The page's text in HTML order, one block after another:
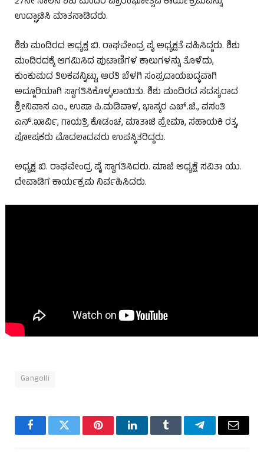
ಉದ್ಘಾಟಿಸಿ ಮಾತನಾಡಿದರು.
ಶಿಶು ಮಂದಿರದ ಅಧ್ಯಕ್ಷ ಬಿ. ರಾಘವೇಂದ್ರ ಪೈ ಅಧ್ಯಕ್ಷತೆ ವಹಿಸಿದ್ದರು. ಶಿಶು
ಮಂದಿರದಕ್ಕೆ ಆಗಮಿಸಿದ ಪುಟಾಣಿಗಳ ಕಾಲುಗಳನ್ನು ತೊಳೆದು,
ಕುಂಕುಮದ ತಿಲಕವನ್ನಿಟ್ಟು, ಆರತಿ ಬೆಳಗಿ ಸಂಪ್ರದಾಯಬದ್ಧವಾಗಿ
ಅದ್ದೂರಿಯಾಗಿ ಸ್ವಾಗತಿಸಿಕೊಳ್ಳಲಾಯಿತು. ಶಿಶು ಮಂದಿರದ ಸದಸ್ಯರಾದ
ಶ್ರೀನಿವಾಸ ಎಂ., ಉಷಾ ಪಿ.ಮಡಿವಾಳ, ಭಾಸ್ಕರ ಎಚ್.ಜಿ., ವಸಂತಿ
ಎನ್.ಖಾರ್ವಿ, ಗಾಯತ್ರಿ ಕೊಡಂಚ, ಮಾತಾಜಿ ಪ್ರೇಮಾ, ಸಹಾಯಕಿ ರತ್ನ,
ಪೋಷಕರು ಮೊದಲಾದವರು ಉಪಸ್ಥಿತರಿದ್ದರು.
ಅಧ್ಯಕ್ಷ ಬಿ. ರಾಘವೇಂದ್ರ ಪೈ ಸ್ವಾಗತಿಸಿದರು. ಮಾಜಿ ಅಧ್ಯಕ್ಷೆ ಸವಿತಾ ಯು.
ದೇವಾಡಿಗ ಕಾರ್ಯಕ್ರಮ ನಿರ್ವಹಿಸಿದರು.
Gangolli
FacebookTwitter PinterestLinkedInTumblr TelegramEmail